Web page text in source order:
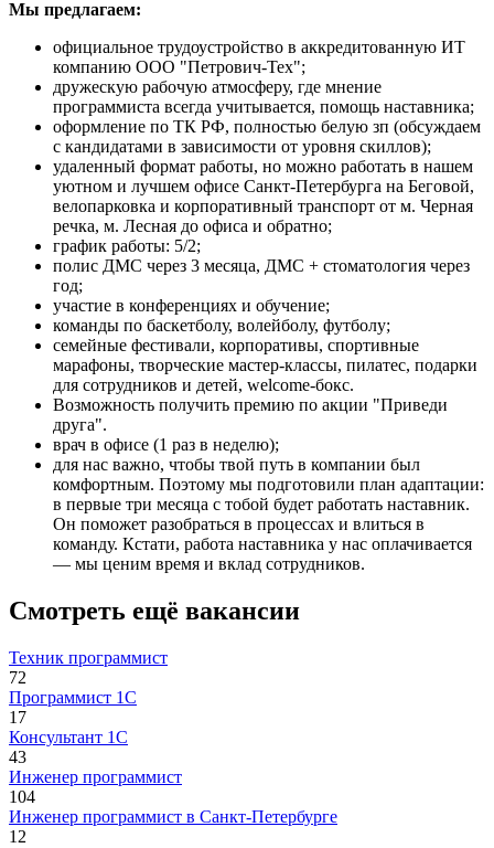
Мы предлагаем:
официальное трудоустройство в аккредитованную ИТ
компанию ООО "Петрович-Тех";
дружескую рабочую атмосферу, где мнение
программиста всегда учитывается, помощь наставника;
оформление по ТК РФ, полностью белую зп (обсуждаем
с кандидатами в зависимости от уровня скиллов);
удаленный формат работы, но можно работать в нашем
уютном и лучшем офисе Санкт-Петербурга на Беговой,
велопарковка и корпоративный транспорт от м. Черная
речка, м. Лесная до офиса и обратно;
график работы: 5/2;
полис ДМС через 3 месяца, ДМС + стоматология через
год;
участие в конференциях и обучение;
команды по баскетболу, волейболу, футболу;
семейные фестивали, корпоративы, спортивные
марафоны, творческие мастер-классы, пилатес, подарки
для сотрудников и детей, welcome-бокс.
Возможность получить премию по акции "Приведи
друга".
врач в офисе (1 раз в неделю);
для нас важно, чтобы твой путь в компании был
комфортным. Поэтому мы подготовили план адаптации:
в первые три месяца с тобой будет работать наставник.
Он поможет разобраться в процессах и влиться в
команду. Кстати, работа наставника у нас оплачивается
— мы ценим время и вклад сотрудников.
Смотреть ещё вакансии
Техник программист
72
Программист 1С
17
Консультант 1С
43
Инженер программист
104
Инженер программист в Санкт-Петербурге
12